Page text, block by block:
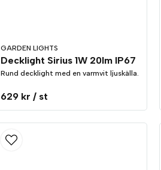
GARDEN LIGHTS
Decklight Sirius 1W 20lm IP67
Rund decklight med en varmvit ljuskälla.
629 kr / st